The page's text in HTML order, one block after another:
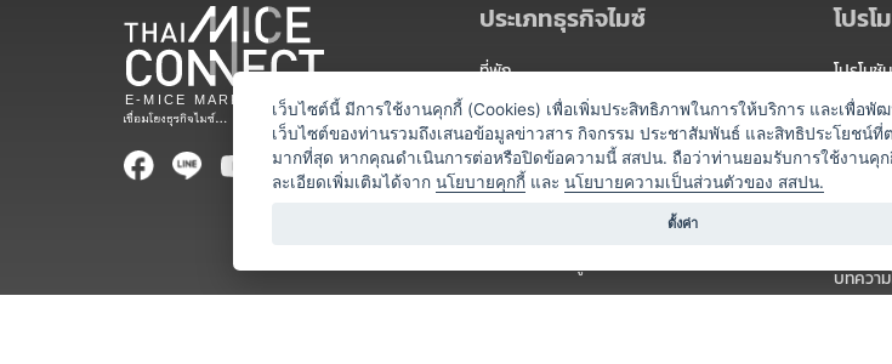
ประเภทธุรกิจไมซ์
ที่พัก
สถานที่จัดงาน
ท่องเที่ยว / นำเที่ยว
ออแกไนเซอร์
บริการสำหรับผู้จัดงาน
โปร
โปรโมชั
แพ็กเกจ
แคมเป
บทควา
เว็บไซต์นี้ มีการใช้งานคุกกี้ (Cookies) เพื่อเพิ่มประสิทธิภาพในการให้บริการ และเพื่อ
เว็บไซต์ของท่านรวมถึงเสนอข้อมูลข่าวสาร กิจกรรม ประชาสัมพันธ์ และสิทธิประโยชน์
มากที่สุด หากคุณดำเนินการต่อหรือปิดข้อความนี้ สสปน. ถือว่าท่านยอมรับการใช้งานคุ
ละเอียดเพิ่มเติมได้จาก นโยบายคุกกี้ และ นโยบายความเป็นส่วนตัวของ สสปน.
ตั้งค่า